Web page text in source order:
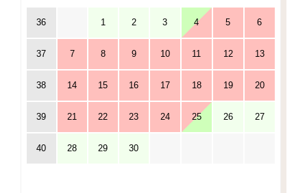
36 1 2 3 4 5 6
37 7 8 9 10 11 12 13
38 14 15 16 17 18 19 20
39 21 22 23 24 25 26 27
40 28 29 30